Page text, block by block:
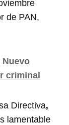
de PAN,
Nuevo
criminal
Directiva,
lamentable